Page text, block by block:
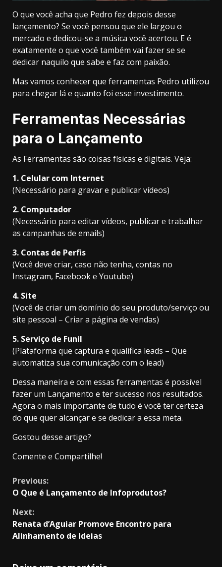
O que você acha que Pedro fez depois desse
lançamento? Se você pensou que ele largou o
mercado e dedicou-se a música você acertou. E é
exatamente o que você também vai fazer se se
dedicar naquilo que sabe e faz com paixão.
Mas vamos conhecer que ferramentas Pedro utilizou
para chegar lá e quanto foi esse investimento.
Ferramentas Necessárias
para o Lançamento
As Ferramentas são coisas físicas e digitais. Veja:
1. Celular com Internet
(Necessário para gravar e publicar vídeos)
2. Computador
(Necessário para editar vídeos, publicar e trabalhar
as campanhas de emails)
3. Contas de Perfis
(Você deve criar, caso não tenha, contas no
Instagram, Facebook e Youtube)
4. Site
(Você de criar um domínio do seu produto/serviço ou
site pessoal – Criar a página de vendas)
5. Serviço de Funil
(Plataforma que captura e qualifica leads – Que
automatiza sua comunicação com o lead)
Dessa maneira e com essas ferramentas é possível
fazer um Lançamento e ter sucesso nos resultados.
Agora o mais importante de tudo é você ter certeza
do que quer alcançar e se dedicar a essa meta.
Gostou desse artigo?
Comente e Compartilhe!
Continue
Reading
Previous:
O Que é Lançamento de Infoprodutos?
Next:
Renata d’Aguiar Promove Encontro para
Alinhamento de Ideias